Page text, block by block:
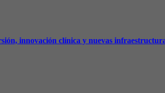
innovación clínica y nuevas